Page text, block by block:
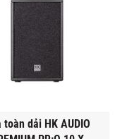
toàn dải HK AUDIO